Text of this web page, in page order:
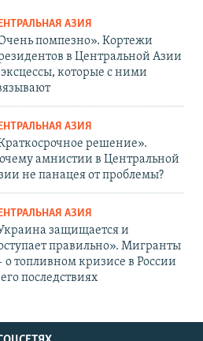
АЗИЯ
помпезно». Кортежи
в Центральной Азии
которые с ними
АЗИЯ
решение».
амнистии в Центральной
не панацея от проблемы?
АЗИЯ
защищается и
правильно». Мигранты
топливном кризисе в России
последствиях